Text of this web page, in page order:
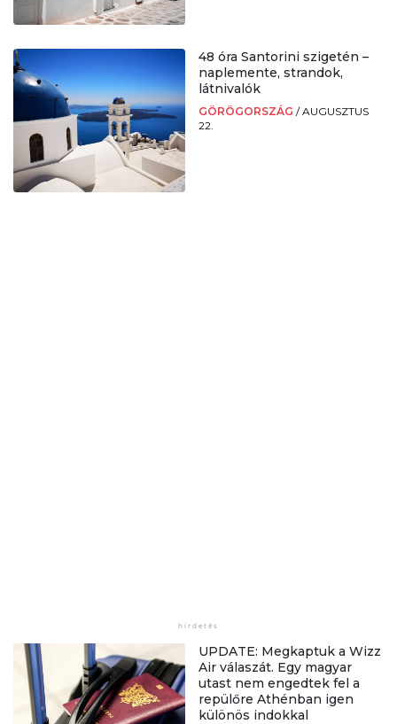
48 óra Santorini szigetén –
naplemente, strandok,
látnivalók
GÖRÖGORSZÁG /AUGUSZTUS
22.
UPDATE: Megkaptuk a Wizz
Air válaszát. Egy magyar
utast nem engedtek fel a
repülőre Athénban igen
különös indokkal